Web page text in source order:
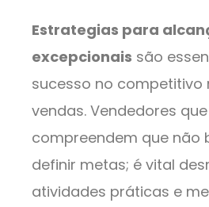
Estrategias para
excepcionais são
sucesso no competitivo
vendas. Vendedores
compreendem que não
definir metas; é vital
atividades práticas e